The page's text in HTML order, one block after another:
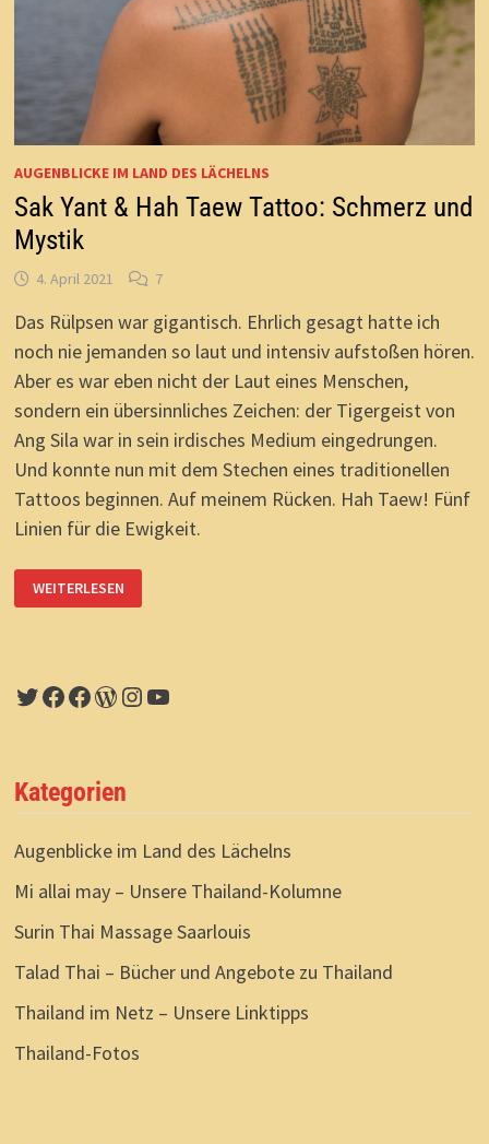
AUGENBLICKE IM LAND DES LÄCHELNS
Sak Yant & Hah Taew Tattoo: Schmerz und
Mystik
4. April 2021 7
Das Rülpsen war gigantisch. Ehrlich gesagt hatte ich
noch nie jemanden so laut und intensiv aufstoßen hören.
Aber es war eben nicht der Laut eines Menschen,
sondern ein übersinnliches Zeichen: der Tigergeist von
Ang Sila war in sein irdisches Medium eingedrungen.
Und konnte nun mit dem Stechen eines traditionellen
Tattoos beginnen. Auf meinem Rücken. Hah Taew! Fünf
Linien für die Ewigkeit.
YANT
&
UND
MYSTIK
WEITERLESEN
Twitter
Facebook
Facebook
WordPress
Instagram
YouTube
Kategorien
Augenblicke im Land des Lächelns
Mi allai may – Unsere Thailand-Kolumne
Surin Thai Massage Saarlouis
Talad Thai – Bücher und Angebote zu Thailand
Thailand im Netz – Unsere Linktipps
Thailand-Fotos